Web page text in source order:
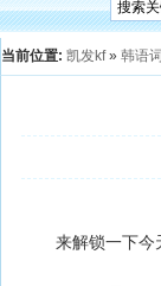
当前位置: 凯发kf» 韩语
来解锁一下今